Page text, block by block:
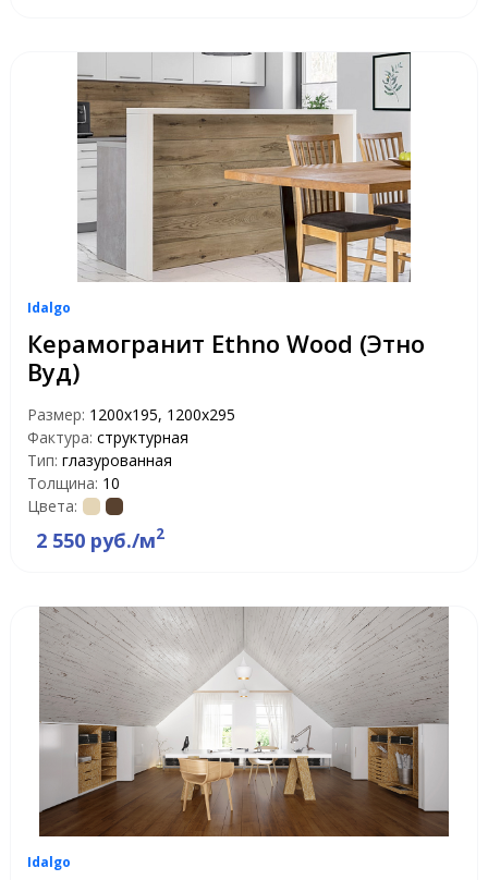
Idalgo
Керамогранит Ethno Wood (Этно
Вуд)
Размер: 1200х195, 1200х295
Фактура: структурная
Тип: глазурованная
Толщина: 10
Цвета:
2 550 руб./м2
Idalgo